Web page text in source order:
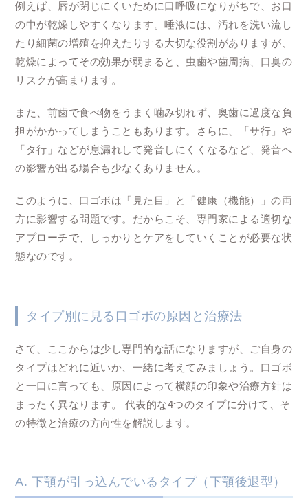
例えば、唇が閉じにくいために口呼吸になりがちで、お口
の中が乾燥しやすくなります。唾液には、汚れを洗い流し
たり細菌の増殖を抑えたりする大切な役割がありますが、
乾燥によってその効果が弱まると、虫歯や歯周病、口臭の
リスクが高まります。
また、前歯で食べ物をうまく噛み切れず、奥歯に過度な負
担がかかってしまうこともあります。さらに、「サ行」や
「タ行」などが息漏れして発音しにくくなるなど、発音へ
の影響が出る場合も少なくありません。
このように、口ゴボは「見た目」と「健康（機能）」の両
方に影響する問題です。だからこそ、専門家による適切な
アプローチで、しっかりとケアをしていくことが必要な状
態なのです。
タイプ別に見る口ゴボの原因と治療法
さて、ここからは少し専門的な話になりますが、ご自身の
タイプはどれに近いか、一緒に考えてみましょう。口ゴボ
と一口に言っても、原因によって横顔の印象や治療方針は
まったく異なります。 代表的な4つのタイプに分けて、そ
の特徴と治療の方向性を解説します。
A. 下顎が引っ込んでいるタイプ（下顎後退型）